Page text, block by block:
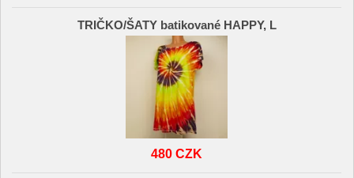
TRIČKO/ŠATY batikované HAPPY, L
480 CZK